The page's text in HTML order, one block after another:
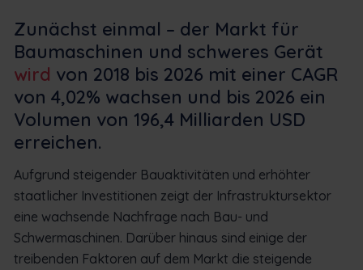
Zunächst einmal – der Markt für
Baumaschinen und schweres Gerät
wird von 2018 bis 2026 mit einer CAGR
von 4,02% wachsen und bis 2026 ein
Volumen von 196,4 Milliarden USD
erreichen.
Aufgrund steigender Bauaktivitäten und erhöhter
staatlicher Investitionen zeigt der Infrastruktursektor
eine wachsende Nachfrage nach Bau- und
Schwermaschinen. Darüber hinaus sind einige der
treibenden Faktoren auf dem Markt die steigende